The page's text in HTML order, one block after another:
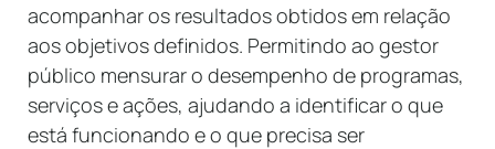
acompanhar os resultados obtidos em relação
aos objetivos definidos. Permitindo ao gestor
público mensurar o desempenho de programas,
serviços e ações, ajudando a identificar o que
está funcionando e o que precisa ser